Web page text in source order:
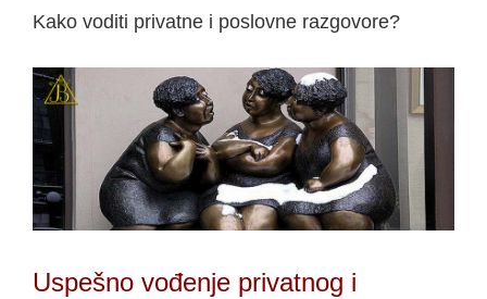
Kako voditi privatne i poslovne razgovore?
View
Larger
Image
Uspešno vođenje privatnog i